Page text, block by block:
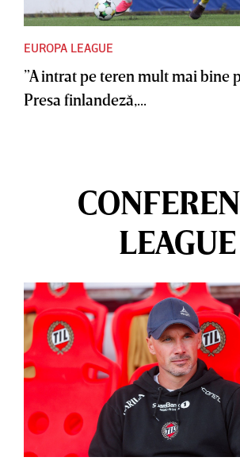
EUROPA LEAGUE
”A intrat pe teren mult mai bine
Presa finlandeză,...
LEAGUE